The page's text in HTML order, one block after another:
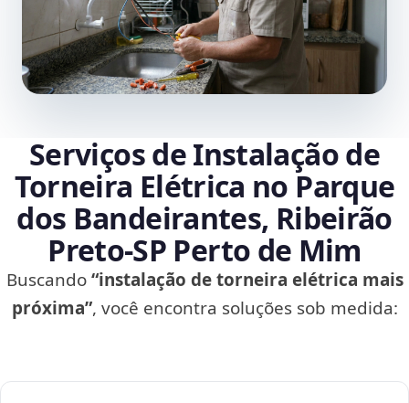
Serviços de Instalação de
Torneira Elétrica no Parque
dos Bandeirantes, Ribeirão
Preto‑SP Perto de Mim
Buscando“instalação de torneira elétrica mais
próxima”, você encontra soluções sob medida: